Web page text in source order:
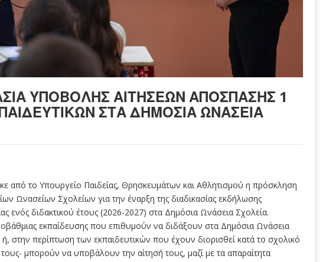
ΥΠΟΒΟΛΉΣ ΑΙΤΉΣΕΩΝ ΑΠΌΣΠΑΣΗΣ 1
ΣΤΑ ΔΗΜΌΣΙΑ ΩΝΆΣΕΙΑ
από το Υπουργείο Παιδείας, Θρησκευμάτων και Αθλητισμού η πρόσκληση
Ωνασείων Σχολείων για την έναρξη της διαδικασίας εκδήλωσης
ενός διδακτικού έτους (2026-2027) στα Δημόσια Ωνάσεια Σχολεία.
εκπαίδευσης που επιθυμούν να διδάξουν στα Δημόσια Ωνάσεια
στην περίπτωση των εκπαιδευτικών που έχουν διορισθεί κατά το σχολικό
μπορούν να υποβάλουν την αίτησή τους, μαζί με τα απαραίτητα